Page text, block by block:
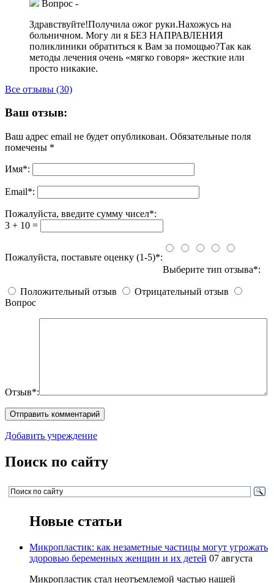
Вопрос -
Здравствуйте!Получила ожог руки.Нахожусь на
больничном. Могу ли я БЕЗ НАПРАВЛЕНИЯ
поликлиники обратиться к Вам за помощью?Так как
методы лечения очень «мягко говоря» жесткие или
просто никакие.
Все отзывы (30)
Ваш отзыв:
Ваш адрес email не будет опубликован. Обязательные поля
помечены *
Имя*:
Email*:
Пожалуйста, введите сумму чисел*:
3 + 10 =
Пожалуйста, поставьте оценку (1-5)*:
Выберите тип отзыва*:
Положительный отзыв
Отрицательный отзыв
Вопрос
Отзыв*:
Добавить учреждение
Поиск по сайту
Новые статьи
Микропластик: как незаметные частицы могут угрожать
здоровью беременных женщин и их детей 07 августа
Микропластик стал неотъемлемой частью нашей